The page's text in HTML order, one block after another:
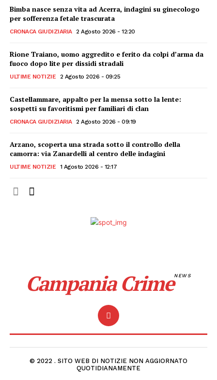
Bimba nasce senza vita ad Acerra, indagini su ginecologo
per sofferenza fetale trascurata
CRONACA GIUDIZIARIA 2 Agosto 2026 - 12:20
Rione Traiano, uomo aggredito e ferito da colpi d’arma da
fuoco dopo lite per dissidi stradali
ULTIME NOTIZIE 2 Agosto 2026 - 09:25
Castellammare, appalto per la mensa sotto la lente:
sospetti su favoritismi per familiari di clan
CRONACA GIUDIZIARIA 2 Agosto 2026 - 09:19
Arzano, scoperta una strada sotto il controllo della
camorra: via Zanardelli al centro delle indagini
ULTIME NOTIZIE 1 Agosto 2026 - 12:17
Campania CrimeNEWS
© 2022 . SITO WEB DI NOTIZIE NON AGGIORNATO
QUOTIDIANAMENTE